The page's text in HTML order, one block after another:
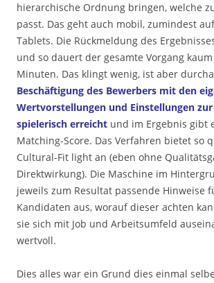
hierarchische Ordnung bringen, welche
passt. Das geht auch mobil, zumindest
Tablets. Die Rückmeldung des
und so dauert der gesamte Vorgang
Minuten. Das klingt wenig, ist aber
Beschäftigung des Bewerbers mit den
Wertvorstellungen und Einstellungen
spielerisch erreicht und im Ergebnis gibt
Matching-Score. Das Verfahren bietet so
Cultural-Fit light an (eben ohne
Direktwirkung). Die Maschine im
jeweils zum Resultat passende Hinweise
Kandidaten aus, worauf dieser achten
sie sich mit Job und Arbeitsumfeld
wertvoll.
Dies alles war ein Grund dies einmal